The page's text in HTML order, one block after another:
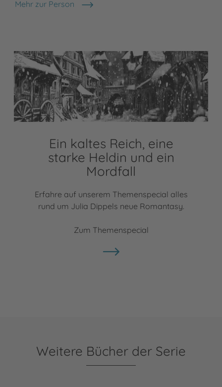
Mehr zur Person
Julia Dippel
Ein kaltes Reich, eine
starke Heldin und ein
Mordfall
Erfahre auf unserem Themenspecial alles
rund um Julia Dippels neue Romantasy.
Zum Themenspecial
Weitere Bücher der Serie